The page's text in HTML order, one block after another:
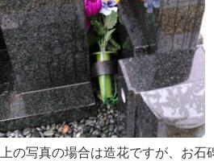
上の写真の場合は造花ですが、お石